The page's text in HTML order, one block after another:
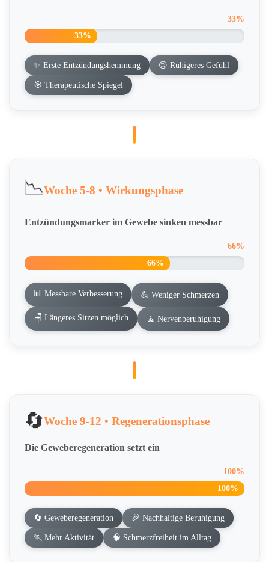
33%
33%
✨ Erste Entzündungshemmung 😌 Ruhigeres Gefühl
🎯 Therapeutische Spiegel
📉Woche 5-8 • Wirkungsphase
Entzündungsmarker im Gewebe sinken messbar
66%
66%
📊 Messbare Verbesserung 💪 Weniger Schmerzen
🪑 Längeres Sitzen möglich 🧘 Nervenberuhigung
🔄Woche 9-12 • Regenerationsphase
Die Geweberegeneration setzt ein
100%
100%
🔄 Geweberegeneration 🎉 Nachhaltige Beruhigung
🏃 Mehr Aktivität 🧠 Schmerzfreiheit im Alltag